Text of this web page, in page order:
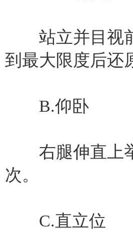
站立并目视前
到最大限度后还
B.仰卧
右腿伸直上举
次。
C.直立位